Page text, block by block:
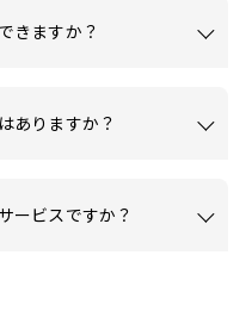
きますか？
ありますか？
ービスですか？